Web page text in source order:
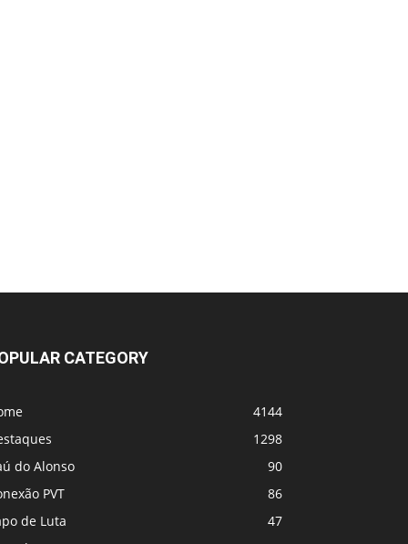
CATEGORY
4144
1298
do Alonso
90
PVT
86
de Luta
47